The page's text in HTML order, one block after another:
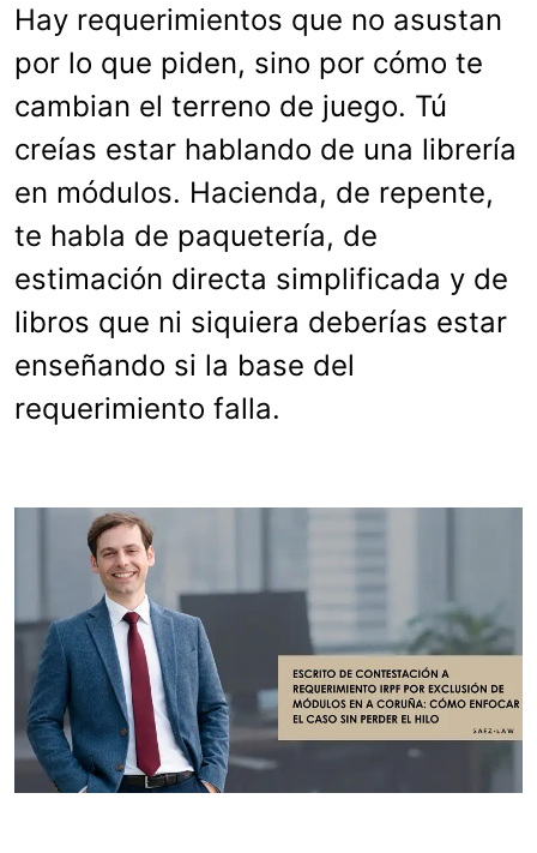
Hay requerimientos que no asustan
por lo que piden, sino por cómo te
cambian el terreno de juego. Tú
creías estar hablando de una librería
en módulos. Hacienda, de repente,
te habla de paquetería, de
estimación directa simplificada y de
libros que ni siquiera deberías estar
enseñando si la base del
requerimiento falla.